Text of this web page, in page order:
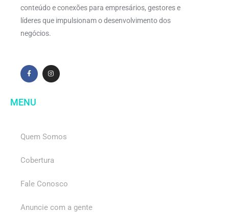
conteúdo e conexões para empresários, gestores e
líderes que impulsionam o desenvolvimento dos
negócios.
MENU
Quem Somos
Cobertura
Fale Conosco
Anuncie com a gente